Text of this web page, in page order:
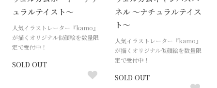
ュラルテイスト〜
人気イラストレーター『kamo』
が描くオリジナル似顔絵を数量限
定で受付中！
SOLD OUT
ネル 〜ナチュラルテイス
ト〜
人気イラストレーター『kamo』
が描くオリジナル似顔絵を数量限
定で受付中！
SOLD OUT